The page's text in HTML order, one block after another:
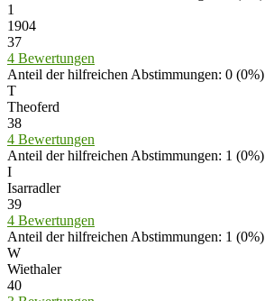
1
1904
37
4 Bewertungen
Anteil der hilfreichen Abstimmungen: 0 (0%)
T
Theoferd
38
4 Bewertungen
Anteil der hilfreichen Abstimmungen: 1 (0%)
I
Isarradler
39
4 Bewertungen
Anteil der hilfreichen Abstimmungen: 1 (0%)
W
Wiethaler
40